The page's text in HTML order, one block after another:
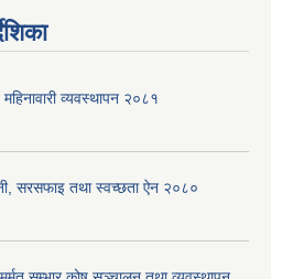
महिनावारी व्यवस्थापन २०८१
सरसफाइ तथा स्वच्छता ऐन २०८०